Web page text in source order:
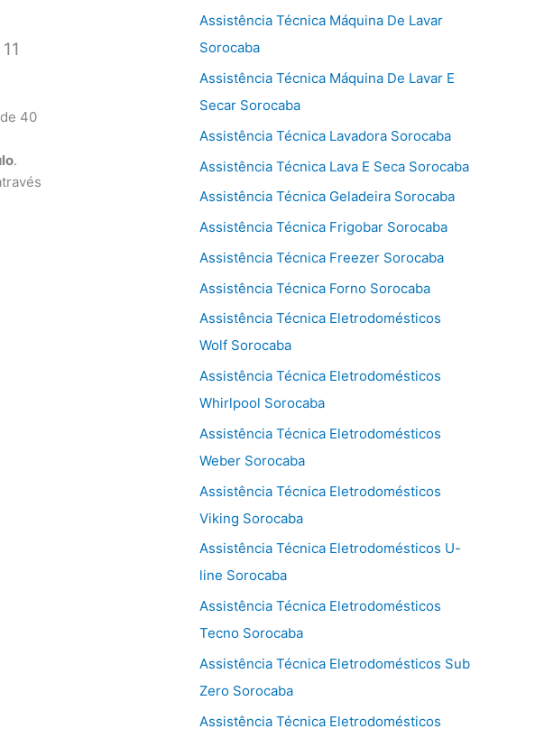
40
.
Assistência Técnica Máquina De Lavar
Sorocaba
Assistência Técnica Máquina De Lavar E
Secar Sorocaba
Assistência Técnica Lavadora Sorocaba
Assistência Técnica Lava E Seca Sorocaba
Assistência Técnica Geladeira Sorocaba
Assistência Técnica Frigobar Sorocaba
Assistência Técnica Freezer Sorocaba
Assistência Técnica Forno Sorocaba
Assistência Técnica Eletrodomésticos
Wolf Sorocaba
Assistência Técnica Eletrodomésticos
Whirlpool Sorocaba
Assistência Técnica Eletrodomésticos
Weber Sorocaba
Assistência Técnica Eletrodomésticos
Viking Sorocaba
Assistência Técnica Eletrodomésticos U-
line Sorocaba
Assistência Técnica Eletrodomésticos
Tecno Sorocaba
Assistência Técnica Eletrodomésticos Sub
Zero Sorocaba
Assistência Técnica Eletrodomésticos